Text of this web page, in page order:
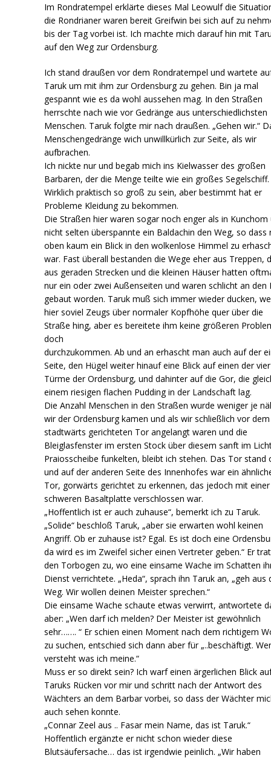
Im Rondratempel erklärte dieses Mal Leowulf die
die Rondrianer waren bereit Greifwin bei sich auf zu
bis der Tag vorbei ist. Ich machte mich darauf hin mit
auf den Weg zur Ordensburg.
Ich stand draußen vor dem Rondratempel und wartete
Taruk um mit ihm zur Ordensburg zu gehen. Bin ja mal
gespannt wie es da wohl aussehen mag. In den Straßen
herrschte nach wie vor Gedränge aus unterschiedlichsten
Menschen. Taruk folgte mir nach draußen. „Gehen wir.“
Menschengedränge wich unwillkürlich zur Seite, als wir
aufbrachen.
Ich nickte nur und begab mich ins Kielwasser des großen
Barbaren, der die Menge teilte wie ein großes Segelschiff.
Wirklich praktisch so groß zu sein, aber bestimmt hat er
Probleme Kleidung zu bekommen.
Die Straßen hier waren sogar noch enger als in Kunchom
nicht selten überspannte ein Baldachin den Weg, so dass
oben kaum ein Blick in den wolkenlose Himmel zu
war. Fast überall bestanden die Wege eher aus Treppen,
aus geraden Strecken und die kleinen Häuser hatten
nur ein oder zwei Außenseiten und waren schlicht an den
gebaut worden. Taruk muß sich immer wieder ducken,
hier soviel Zeugs über normaler Kopfhöhe quer über die
Straße hing, aber es bereitete ihm keine größeren
doch
durchzukommen. Ab und an erhascht man auch auf der
Seite, den Hügel weiter hinauf eine Blick auf einen der vier
Türme der Ordensburg, und dahinter auf die Gor, die
einem riesigen flachen Pudding in der Landschaft lag.
Die Anzahl Menschen in den Straßen wurde weniger je
wir der Ordensburg kamen und als wir schließlich vor dem
stadtwärts gerichteten Tor angelangt waren und die
Bleiglasfenster im ersten Stock über diesem sanft im
Praiosscheibe funkelten, bleibt ich stehen. Das Tor stand
und auf der anderen Seite des Innenhofes war ein
Tor, gorwärts gerichtet zu erkennen, das jedoch mit einer
schweren Basaltplatte verschlossen war.
„Hoffentlich ist er auch zuhause“, bemerkt ich zu Taruk.
„Solide“ beschloß Taruk, „aber sie erwarten wohl keinen
Angriff. Ob er zuhause ist? Egal. Es ist doch eine
da wird es im Zweifel sicher einen Vertreter geben.“ Er
den Torbogen zu, wo eine einsame Wache im Schatten
Dienst verrichtete. „Heda“, sprach ihn Taruk an, „geh aus
Weg. Wir wollen deinen Meister sprechen.“
Die einsame Wache schaute etwas verwirrt, antwortete
aber: „Wen darf ich melden? Der Meister ist gewöhnlich
sehr……. “ Er schien einen Moment nach dem richtigem
zu suchen, entschied sich dann aber für „..beschäftigt.
versteht was ich meine.“
Muss er so direkt sein? Ich warf einen ärgerlichen Blick
Taruks Rücken vor mir und schritt nach der Antwort des
Wächters an dem Barbar vorbei, so dass der Wächter
auch sehen konnte.
„Connar Zeel aus .. Fasar mein Name, das ist Taruk.“
Hoffentlich ergänzte er nicht schon wieder diese
Blutsäufersache… das ist irgendwie peinlich. „Wir haben